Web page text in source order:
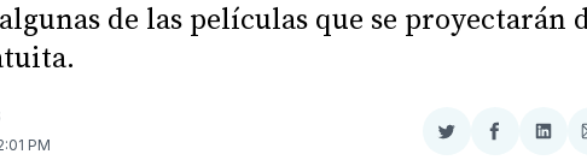
de las películas que se proyectarán
PM
CompartirCompartir